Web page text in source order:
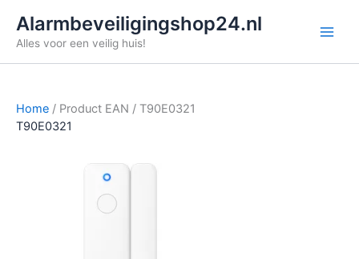
naar
inhoud
Alarmbeveiligingshop24.nl
Alles voor een veilig huis!
Home / Product EAN / T90E0321
T90E0321